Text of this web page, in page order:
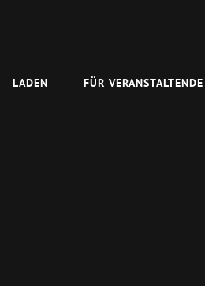
LADEN FÜR VERANSTALTENDE